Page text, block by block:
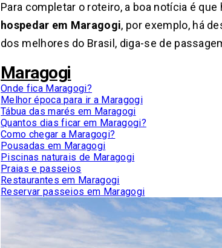
Para completar o roteiro, a boa notícia é
hospedar em Maragogi, por exemplo, há
dos melhores do Brasil, diga-se de
Maragogi
Onde fica Maragogi?
Melhor época para ir a Maragogi
Tábua das marés em Maragogi
Quantos dias ficar em Maragogi?
Como chegar a Maragogi?
Pousadas em Maragogi
Piscinas naturais de Maragogi
Praias e passeios
Restaurantes em Maragogi
Reservar passeios em Maragogi